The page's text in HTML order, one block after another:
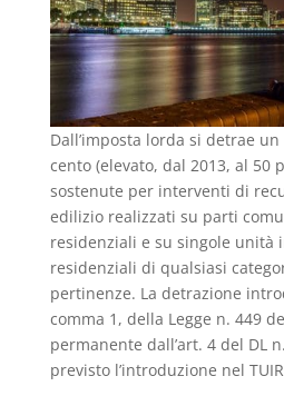
Dall’imposta lorda si detrae
cento (elevato, dal 2013, al 50
sostenute per interventi di
edilizio realizzati su parti
residenziali e su singole unità
residenziali di qualsiasi
pertinenze. La detrazione
comma 1, della Legge n. 449
permanente dall’art. 4 del DL
previsto l’introduzione nel